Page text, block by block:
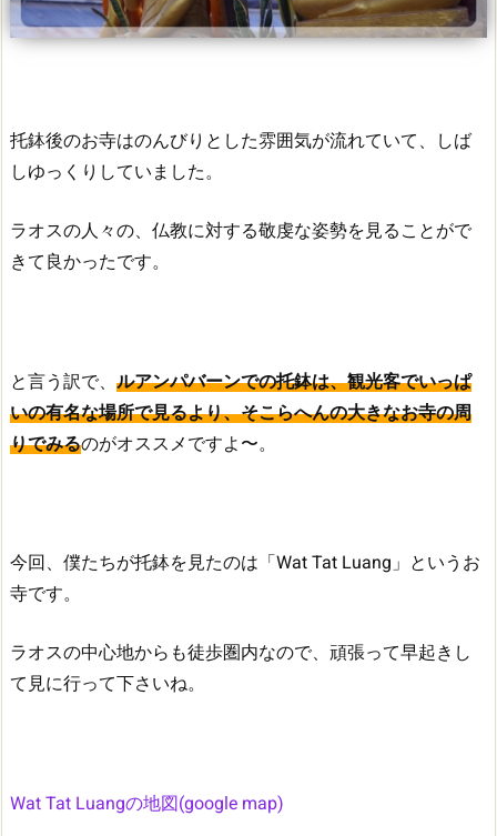
托鉢後のお寺はのんびりとした雰囲気が流れていて、しば
しゆっくりしていました。
ラオスの人々の、仏教に対する敬虔な姿勢を見ることがで
きて良かったです。
と言う訳で、 ルアンパバーンでの托鉢は、観光客でいっぱ
いの有名な場所で見るより、そこらへんの大きなお寺の周
りでみるのがオススメですよ〜。
今回、僕たちが托鉢を見たのは「Wat Tat Luang」というお
寺です。
ラオスの中心地からも徒歩圏内なので、頑張って早起きし
て見に行って下さいね。
Wat Tat Luangの地図(google map)